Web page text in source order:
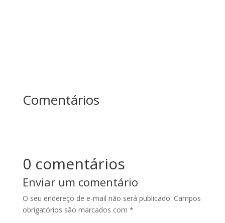
Comentários
0 comentários
Enviar um comentário
O seu endereço de e-mail não será publicado. Campos
obrigatórios são marcados com *